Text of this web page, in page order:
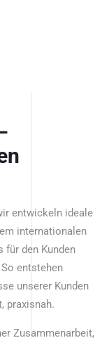
entwickeln ideale
internationalen
für den Kunden
entstehen
unserer Kunden
praxisnah.
Zusammenarbeit,